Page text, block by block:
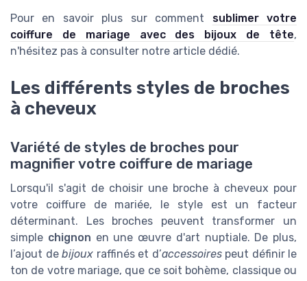
Pour en savoir plus sur comment sublimer votre
coiffure de mariage avec des bijoux de tête,
n'hésitez pas à consulter notre article dédié.
Les différents styles de broches
à cheveux
Variété de styles de broches pour
magnifier votre coiffure de mariage
Lorsqu'il s'agit de choisir une broche à cheveux pour
votre coiffure de mariée, le style est un facteur
déterminant. Les broches peuvent transformer un
simple chignon en une œuvre d'art nuptiale. De plus,
l’ajout de bijoux raffinés et d’accessoirespeut définir le
ton de votre mariage, que ce soit bohème, classique ou